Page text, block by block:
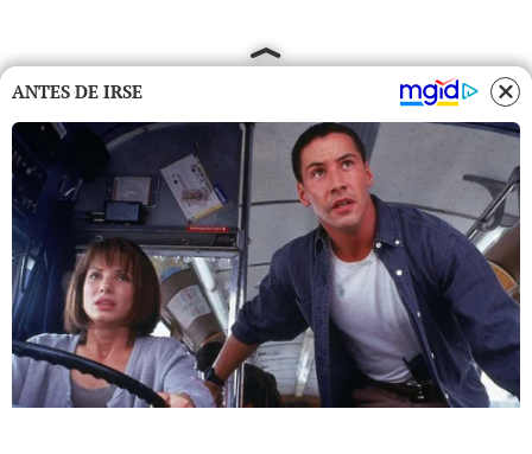
ANTES DE IRSE